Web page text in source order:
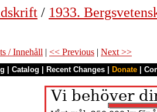
/ 1933.
/ Innehåll | << Previous | Next >>
Catalog Recent Changes Donate